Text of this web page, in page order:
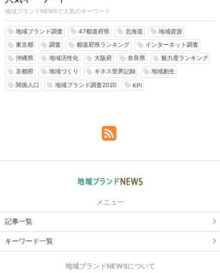
地域ブランドNEWSで人気のキーワード
local_offer 地域ブランド調査 local_offer 47都道府県 local_offer 北海道 local_offer 地域資源
local_offer 東京都 local_offer 調査 local_offer 都道府県ランキング local_offer インターネット調査
local_offer 沖縄県 local_offer 地域活性化 local_offer 大阪府 local_offer 奈良県 local_offer 魅力度ランキング
local_offer 京都府 local_offer 地域づくり local_offer ギネス世界記録 local_offer 地域創生
local_offer 関係人口 local_offer 地域ブランド調査2020 local_offer KPI
メニュー
記事一覧
キーワード一覧
地域ブランドNEWSについて